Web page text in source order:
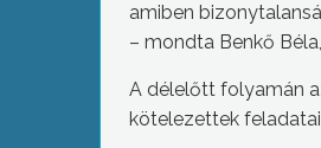
amiben
– mondta Benkő
A délelőtt folyamán
kötelezettek